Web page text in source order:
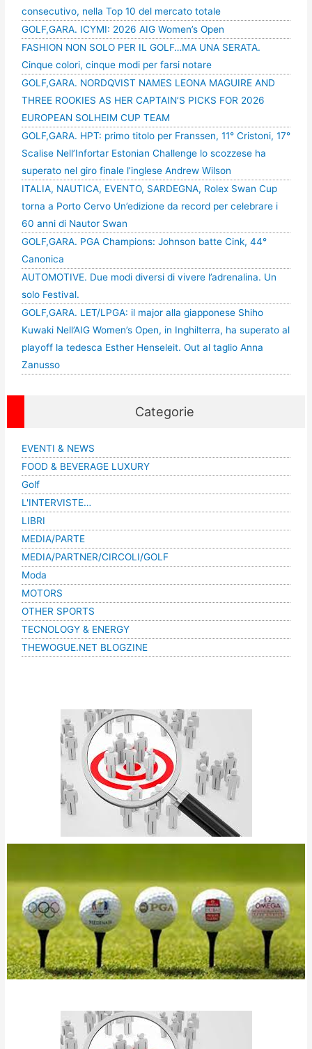
consecutivo, nella Top 10 del mercato totale
GOLF,GARA. ICYMI: 2026 AIG Women’s Open
FASHION NON SOLO PER IL GOLF…MA UNA SERATA.
Cinque colori, cinque modi per farsi notare
GOLF,GARA. NORDQVIST NAMES LEONA MAGUIRE AND
THREE ROOKIES AS HER CAPTAIN’S PICKS FOR 2026
EUROPEAN SOLHEIM CUP TEAM
GOLF,GARA. HPT: primo titolo per Franssen, 11° Cristoni, 17°
Scalise Nell’Infortar Estonian Challenge lo scozzese ha
superato nel giro finale l’inglese Andrew Wilson
ITALIA, NAUTICA, EVENTO, SARDEGNA, Rolex Swan Cup
torna a Porto Cervo Un’edizione da record per celebrare i
60 anni di Nautor Swan
GOLF,GARA. PGA Champions: Johnson batte Cink, 44°
Canonica
AUTOMOTIVE. Due modi diversi di vivere l’adrenalina. Un
solo Festival.
GOLF,GARA. LET/LPGA: il major alla giapponese Shiho
Kuwaki Nell’AIG Women’s Open, in Inghilterra, ha superato al
playoff la tedesca Esther Henseleit. Out al taglio Anna
Zanusso
Categorie
EVENTI & NEWS
FOOD & BEVERAGE LUXURY
Golf
L'INTERVISTE…
LIBRI
MEDIA/PARTE
MEDIA/PARTNER/CIRCOLI/GOLF
Moda
MOTORS
OTHER SPORTS
TECNOLOGY & ENERGY
THEWOGUE.NET BLOGZINE